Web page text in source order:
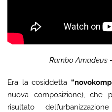
Rambo Amadeus
Era la cosiddetta
nuova composizione), che
risultato